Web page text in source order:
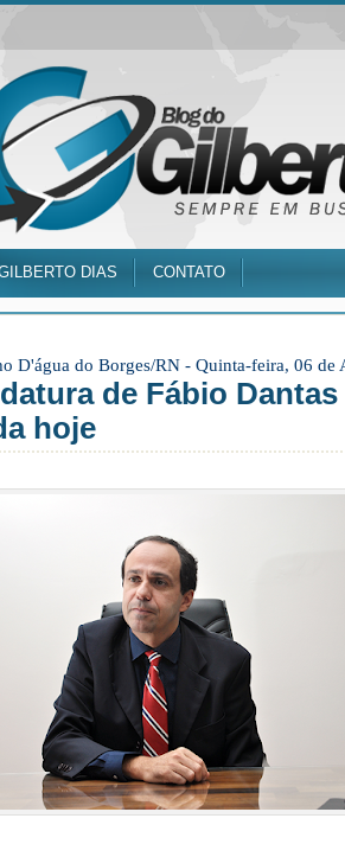
DIAS CONTATO
D'água do Borges/RN - Quinta-feira, 06 de
de Fábio Dantas
hoje